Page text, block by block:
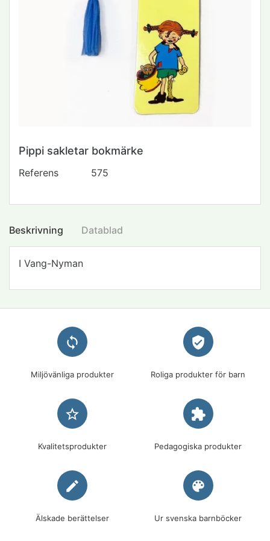
Pippi sakletar bokmärke
Referens 575
Beskrivning Datablad
I Vang-Nyman
loop
Miljövänliga produkter
verified_user
Roliga produkter för barn
star_border
Kvalitetsprodukter
extension
Pedagogiska produkter
edit
Älskade berättelser
palette
Ur svenska barnböcker